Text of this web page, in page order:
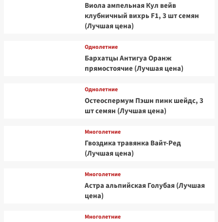
Виола ампельная Кул вейв
клубничный вихрь F1, 3 шт семян
(Лучшая цена)
Однолетние
Бархатцы Антигуа Оранж
прямостоячие (Лучшая цена)
Однолетние
Остеоспермум Пэшн пинк шейдс, 3
шт семян (Лучшая цена)
Многолетние
Гвоздика травянка Вайт-Ред
(Лучшая цена)
Многолетние
Астра альпийская Голубая (Лучшая
цена)
Многолетние